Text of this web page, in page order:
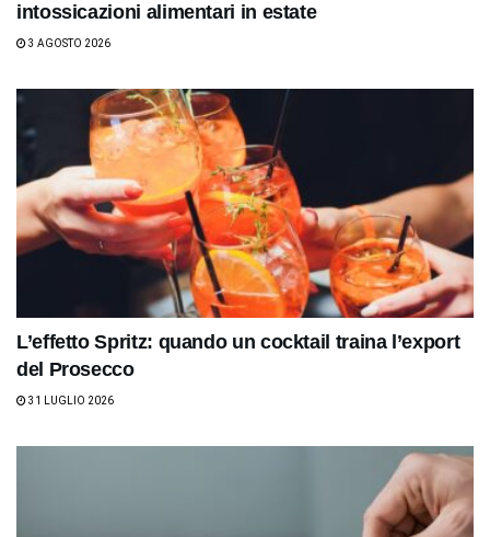
intossicazioni alimentari in estate
3 AGOSTO 2026
L’effetto Spritz: quando un cocktail traina l’export
del Prosecco
31 LUGLIO 2026